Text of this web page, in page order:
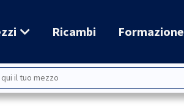
Ricambi Formazione